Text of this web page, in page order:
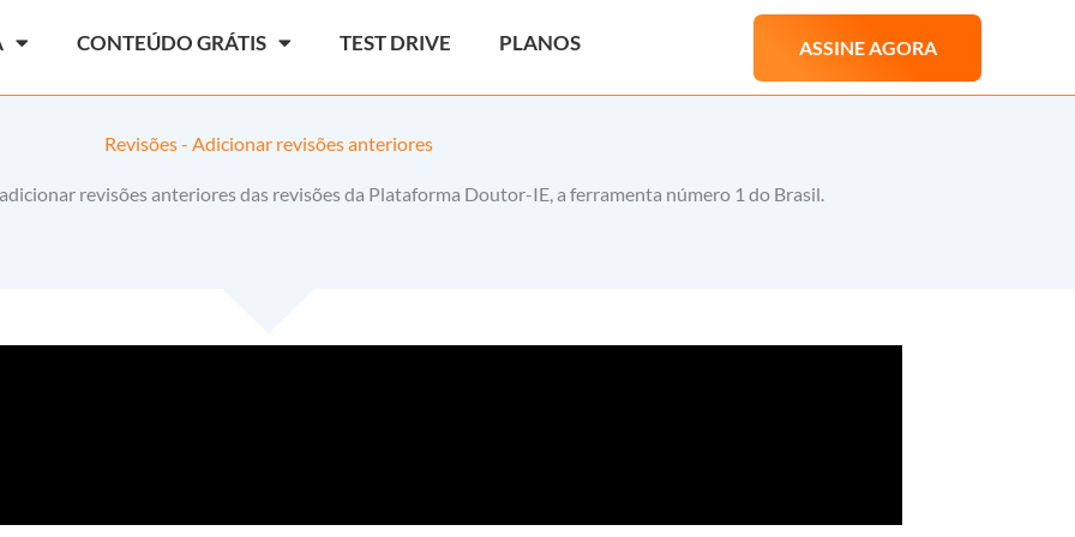
CONTEÚDO GRÁTIS TEST DRIVE PLANOS ASSINE AGORA
Revisões - Adicionar revisões anteriores
revisões anteriores das revisões da Plataforma Doutor-IE, a ferramenta número 1 do Brasil.